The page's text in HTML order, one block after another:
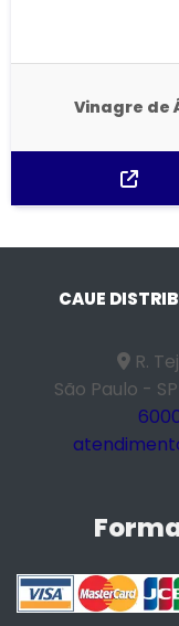
Vinagre de
CAUE
R.
São Paulo -